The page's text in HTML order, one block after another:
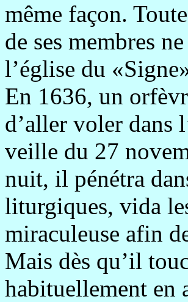
même façon.
de ses membres
l’église du
En 1636, un
d’aller voler dans
veille du 27
nuit, il pénétra
liturgiques, vida
miraculeuse afin
Mais dès qu’il
habituellement en